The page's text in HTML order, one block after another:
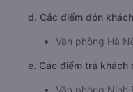
d. Các điểm đón
Văn phòng Hà
e. Các điểm trả khách